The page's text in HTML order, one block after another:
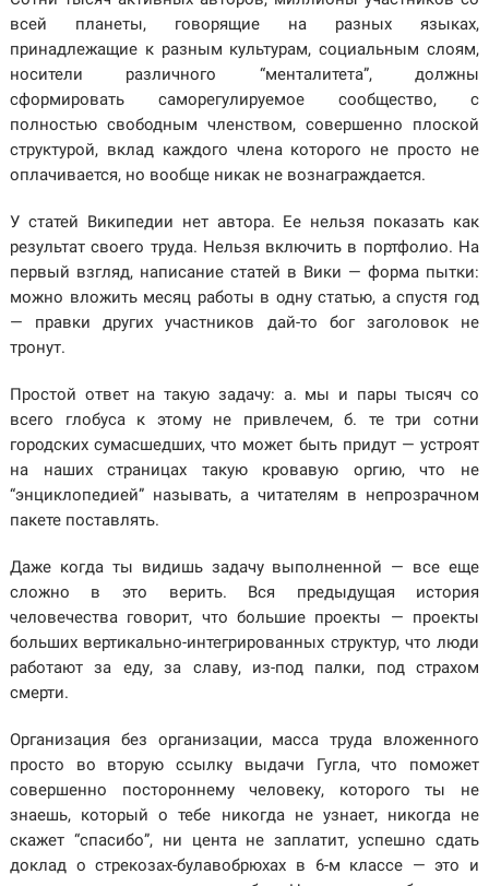
всей планеты, говорящие на разных языках,
принадлежащие к разным культурам, социальным слоям,
носители различного “менталитета”, должны
сформировать саморегулируемое сообщество, с
полностью свободным членством, совершенно плоской
структурой, вклад каждого члена которого не просто не
оплачивается, но вообще никак не вознаграждается.
У статей Википедии нет автора. Ее нельзя показать как
результат своего труда. Нельзя включить в портфолио. На
первый взгляд, написание статей в Вики — форма пытки:
можно вложить месяц работы в одну статью, а спустя год
— правки других участников дай-то бог заголовок не
тронут.
Простой ответ на такую задачу: а. мы и пары тысяч со
всего глобуса к этому не привлечем, б. те три сотни
городских сумасшедших, что может быть придут — устроят
на наших страницах такую кровавую оргию, что не
“энциклопедией” называть, а читателям в непрозрачном
пакете поставлять.
Даже когда ты видишь задачу выполненной — все еще
сложно в это верить. Вся предыдущая история
человечества говорит, что большие проекты — проекты
больших вертикально-интегрированных структур, что люди
работают за еду, за славу, из-под палки, под страхом
смерти.
Организация без организации, масса труда вложенного
просто во вторую ссылку выдачи Гугла, что поможет
совершенно постороннему человеку, которого ты не
знаешь, который о тебе никогда не узнает, никогда не
скажет “спасибо”, ни цента не заплатит, успешно сдать
доклад о стрекозах-булавобрюхах в 6-м классе — это и